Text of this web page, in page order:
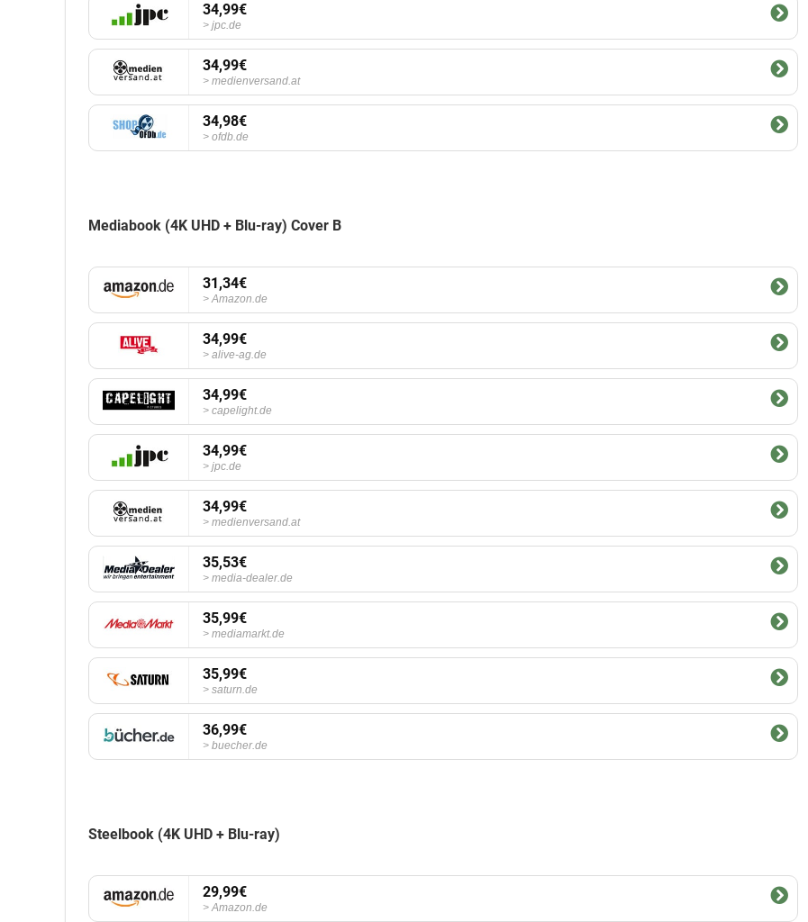
34,99€
jpc.de
34,99€
medienversand.at
34,98€
ofdb.de
Mediabook (4K UHD + Blu-ray) Cover B
31,34€
Amazon.de
34,99€
alive-ag.de
34,99€
capelight.de
34,99€
jpc.de
34,99€
medienversand.at
35,53€
media-dealer.de
35,99€
mediamarkt.de
35,99€
saturn.de
36,99€
buecher.de
Steelbook (4K UHD + Blu-ray)
29,99€
Amazon.de